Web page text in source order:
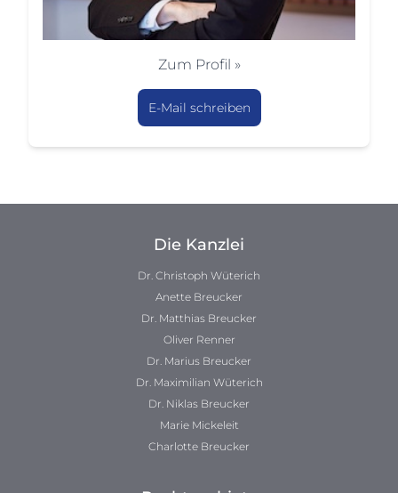
Zum Profil »
E-Mail schreiben
Die Kanzlei
Dr. Christoph Wüterich
Anette Breucker
Dr. Matthias Breucker
Oliver Renner
Dr. Marius Breucker
Dr. Maximilian Wüterich
Dr. Niklas Breucker
Marie Mickeleit
Charlotte Breucker